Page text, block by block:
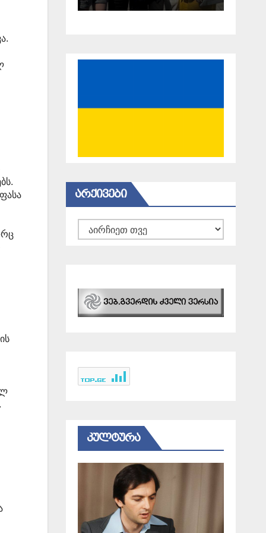
18 წელი
ᲐᲠᲥᲘᲕᲔᲑᲘ
არქივები
ᲙᲣᲚᲢᲣᲠᲐ